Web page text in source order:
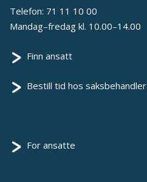
Telefon: 71 11 10 00
Mandag–fredag kl. 10.00–14.00
Finn ansatt
Bestill tid hos saksbehandler
For ansatte